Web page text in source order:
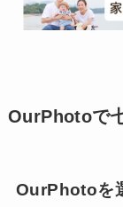
OurPhotoで
OurPhotoを